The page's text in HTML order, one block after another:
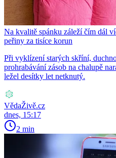
Na kvalitě spánku záleží čím dál
peřiny za tisíce korun
Při vyklízení starých skříní,
prohrabávání zásob na chalupě
ležel desítky let netknutý.
VědaŽivě.cz
dnes, 15:17
2 min